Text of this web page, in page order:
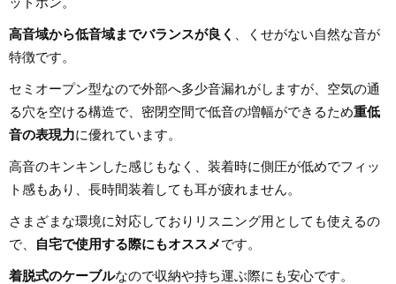
高音域から低音域までバランスが良く
、くせがない自然な音が
特徴です。
セミオープン型なので外部へ多少音漏れがしますが、空気の通
る穴を空ける構造で、密閉空間で低音の増幅ができるため重低
音の表現力に優れています。
高音のキンキンした感じもなく、装着時に側圧が低めでフィッ
ト感もあり、長時間装着しても耳が疲れません。
さまざまな環境に対応しておりリスニング用としても使えるの
で、
自宅で使用する際にもオススメです。
着脱式のケーブルなので収納や持ち運ぶ際にも安心です。